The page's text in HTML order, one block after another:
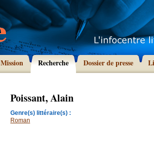
Mission Recherche Dossier de presse
Poissant, Alain
Genre(s) littéraire(s) :
Roman